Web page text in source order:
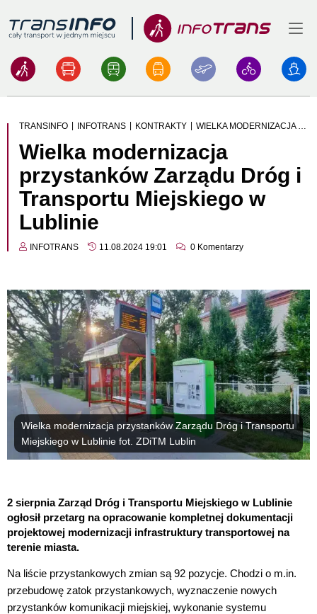
Logo Menu
TRANSINFO INFOTRANS KONTRAKTY WIELKA MODERNIZACJA PRZYSTANKÓW ZARZĄDU DRÓG I TRANSPORTU MIEJSKIEGO W LUBLINIE
Wielka modernizacja
przystanków Zarządu Dróg i
Transportu Miejskiego w
Lublinie
INFOTRANS 11.08.2024 19:01 0 Komentarzy
Wielka modernizacja przystanków Zarządu Dróg i Transportu
Miejskiego w Lublinie fot. ZDiTM Lublin
2 sierpnia Zarząd Dróg i Transportu Miejskiego w Lublinie
ogłosił przetarg na opracowanie kompletnej dokumentacji
projektowej modernizacji infrastruktury transportowej na
terenie miasta.
Na liście przystankowych zmian są 92 pozycje. Chodzi o m.in.
przebudowę zatok przystankowych, wyznaczenie nowych
przystanków komunikacji miejskiej, wykonanie systemu